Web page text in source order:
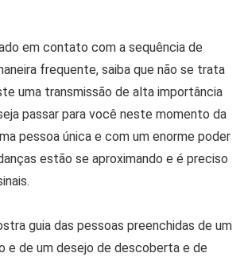
em contato com a sequência de
frequente, saiba que não se trata
uma transmissão de alta importância
passar para você neste momento da
pessoa única e com um enorme poder
estão se aproximando e é preciso
guia das pessoas preenchidas de um
e de um desejo de descoberta e de